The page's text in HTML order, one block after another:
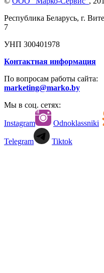
Республика Беларусь, г.
7
УНП 300401978
Контактная информация
По вопросам работы сайта:
marketing@marko.by
Мы в соц. сетях:
Instagram Odnoklassniki
Telegram Tiktok